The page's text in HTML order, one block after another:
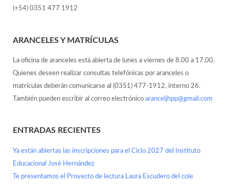
(+54) 0351 477 1912
ARANCELES Y MATRÍCULAS
La oficina de aranceles está abierta de lunes a viernes de 8.00 a 17.00.
Quienes deseen realizar consultas telefónicas por aranceles o
matrículas deberán comunicarse al (0351) 477-1912, interno 26.
También pueden escribir al correo electrónico aranceljhpp@gmail.com
ENTRADAS RECIENTES
Ya están abiertas las inscripciones para el Ciclo 2027 del Instituto
Educacional José Hernández
Te presentamos el Proyecto de lectura Laura Escudero del cole